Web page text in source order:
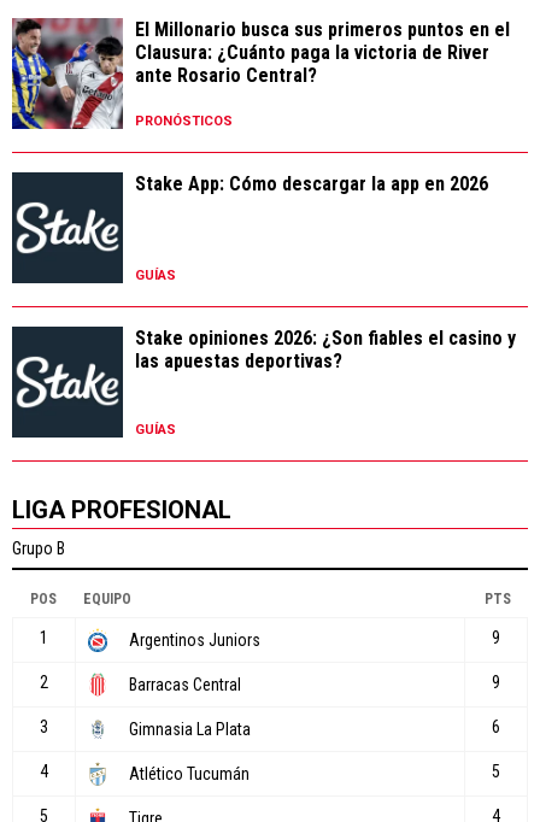
El Millonario busca sus primeros puntos en el
Clausura: ¿Cuánto paga la victoria de River
ante Rosario Central?
PRONÓSTICOS
Stake App: Cómo descargar la app en 2026
GUÍAS
Stake opiniones 2026: ¿Son fiables el casino y
las apuestas deportivas?
GUÍAS
LIGA PROFESIONAL